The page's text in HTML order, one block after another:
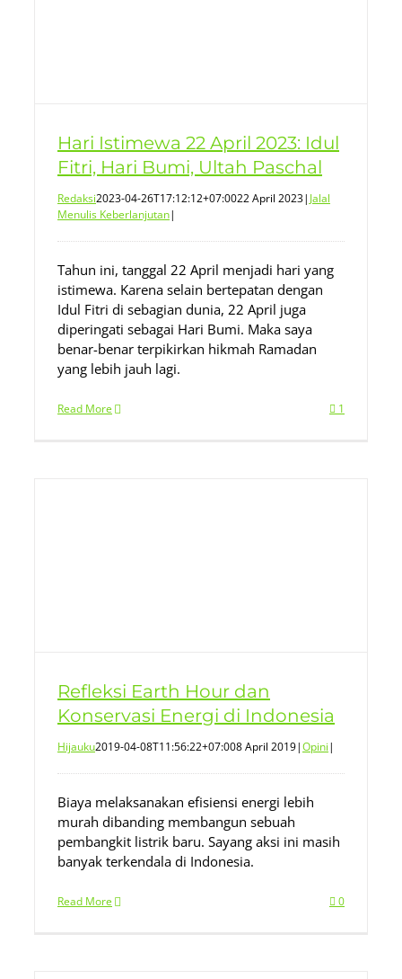
Hari Istimewa 22 April 2023: Idul
Fitri, Hari Bumi, Ultah Paschal
Redaksi2023-04-26T17:12:12+07:0022 April 2023| Jalal
Menulis Keberlanjutan|
Tahun ini, tanggal 22 April menjadi hari yang
istimewa. Karena selain bertepatan dengan
Idul Fitri di sebagian dunia, 22 April juga
diperingati sebagai Hari Bumi. Maka saya
benar-benar terpikirkan hikmah Ramadan
yang lebih jauh lagi.
Read More 1
Refleksi Earth Hour dan
Konservasi Energi di Indonesia
Hijauku2019-04-08T11:56:22+07:008 April 2019|Opini|
Biaya melaksanakan efisiensi energi lebih
murah dibanding membangun sebuah
pembangkit listrik baru. Sayang aksi ini masih
banyak terkendala di Indonesia.
Read More 0